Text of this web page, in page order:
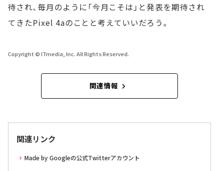
待され、毎月のように「今月こそは」と発表を期待され
てきたPixel 4aのことと考えていいだろう。
Copyright © ITmedia, Inc. All Rights Reserved.
関連情報
関連リンク
Made by Googleの公式Twitterアカウント